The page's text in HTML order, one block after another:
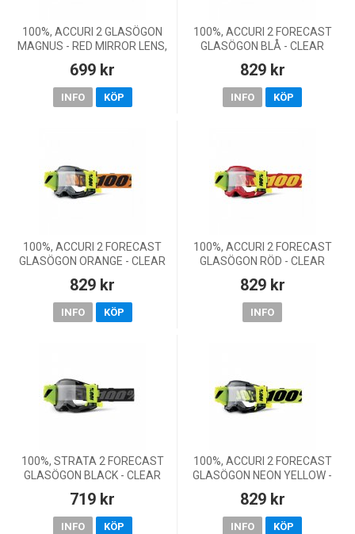
100%, ACCURI 2 GLASÖGON
MAGNUS - RED MIRROR LENS,
699 kr
INFO KÖP
100%, ACCURI 2 FORECAST
GLASÖGON BLÅ - CLEAR
829 kr
INFO KÖP
100%, ACCURI 2 FORECAST
GLASÖGON ORANGE - CLEAR
829 kr
INFO KÖP
100%, ACCURI 2 FORECAST
GLASÖGON RÖD - CLEAR
829 kr
INFO
100%, STRATA 2 FORECAST
GLASÖGON BLACK - CLEAR
LENS
719 kr
INFO KÖP
100%, ACCURI 2 FORECAST
GLASÖGON NEON YELLOW -
CLEAR LENS
829 kr
INFO KÖP